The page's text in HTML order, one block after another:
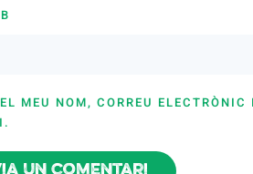
MEU NOM, CORREU